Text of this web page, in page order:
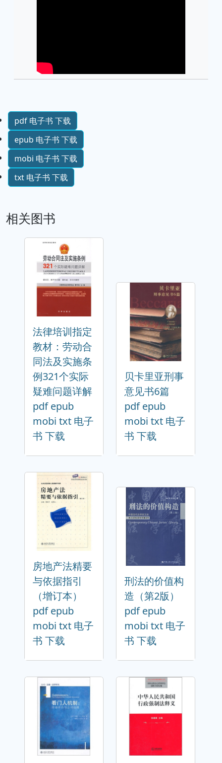
pdf 电子书 下载
epub 电子书 下载
mobi 电子书 下载
txt 电子书 下载
相关图书
法律培训指定
教材：劳动合
同法及实施条
例321个实际
疑难问题详解
pdf epub
mobi txt 电子
书 下载
贝卡里亚刑事
意见书6篇
pdf epub
mobi txt 电子
书 下载
房地产法精要
与依据指引
（增订本）
pdf epub
mobi txt 电子
书 下载
刑法的价值构
造（第2版）
pdf epub
mobi txt 电子
书 下载